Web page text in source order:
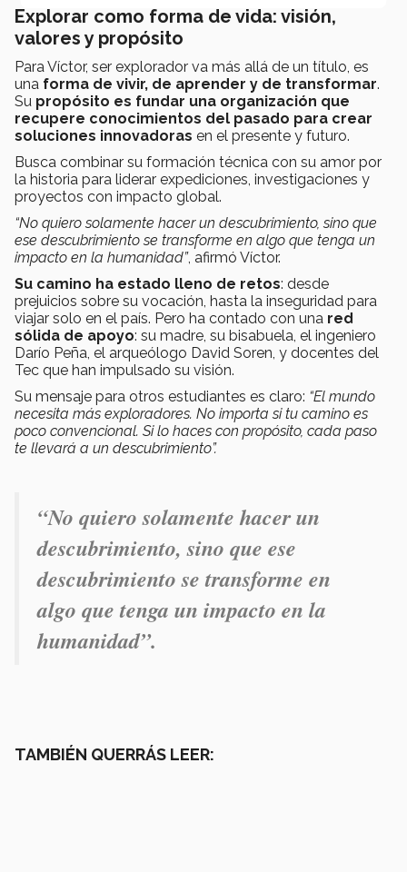
Explorar como forma de vida: visión,
valores y propósito
Para Víctor, ser explorador va más allá de un título, es
una forma de vivir, de aprender y de transformar.
Su propósito es fundar una organización que
recupere conocimientos del pasado para crear
soluciones innovadoras en el presente y futuro.
Busca combinar su formación técnica con su amor por
la historia para liderar expediciones, investigaciones y
proyectos con impacto global.
“No quiero solamente hacer un descubrimiento, sino que
ese descubrimiento se transforme en algo que tenga un
impacto en la humanidad”, afirmó Víctor.
Su camino ha estado lleno de retos: desde
prejuicios sobre su vocación, hasta la inseguridad para
viajar solo en el país. Pero ha contado con una red
sólida de apoyo: su madre, su bisabuela, el ingeniero
Darío Peña, el arqueólogo David Soren, y docentes del
Tec que han impulsado su visión.
Su mensaje para otros estudiantes es claro: “El mundo
necesita más exploradores. No importa si tu camino es
poco convencional. Si lo haces con propósito, cada paso
te llevará a un descubrimiento”.
“No quiero solamente hacer un
descubrimiento, sino que ese
descubrimiento se transforme en
algo que tenga un impacto en la
humanidad”.
TAMBIÉN QUERRÁS LEER: